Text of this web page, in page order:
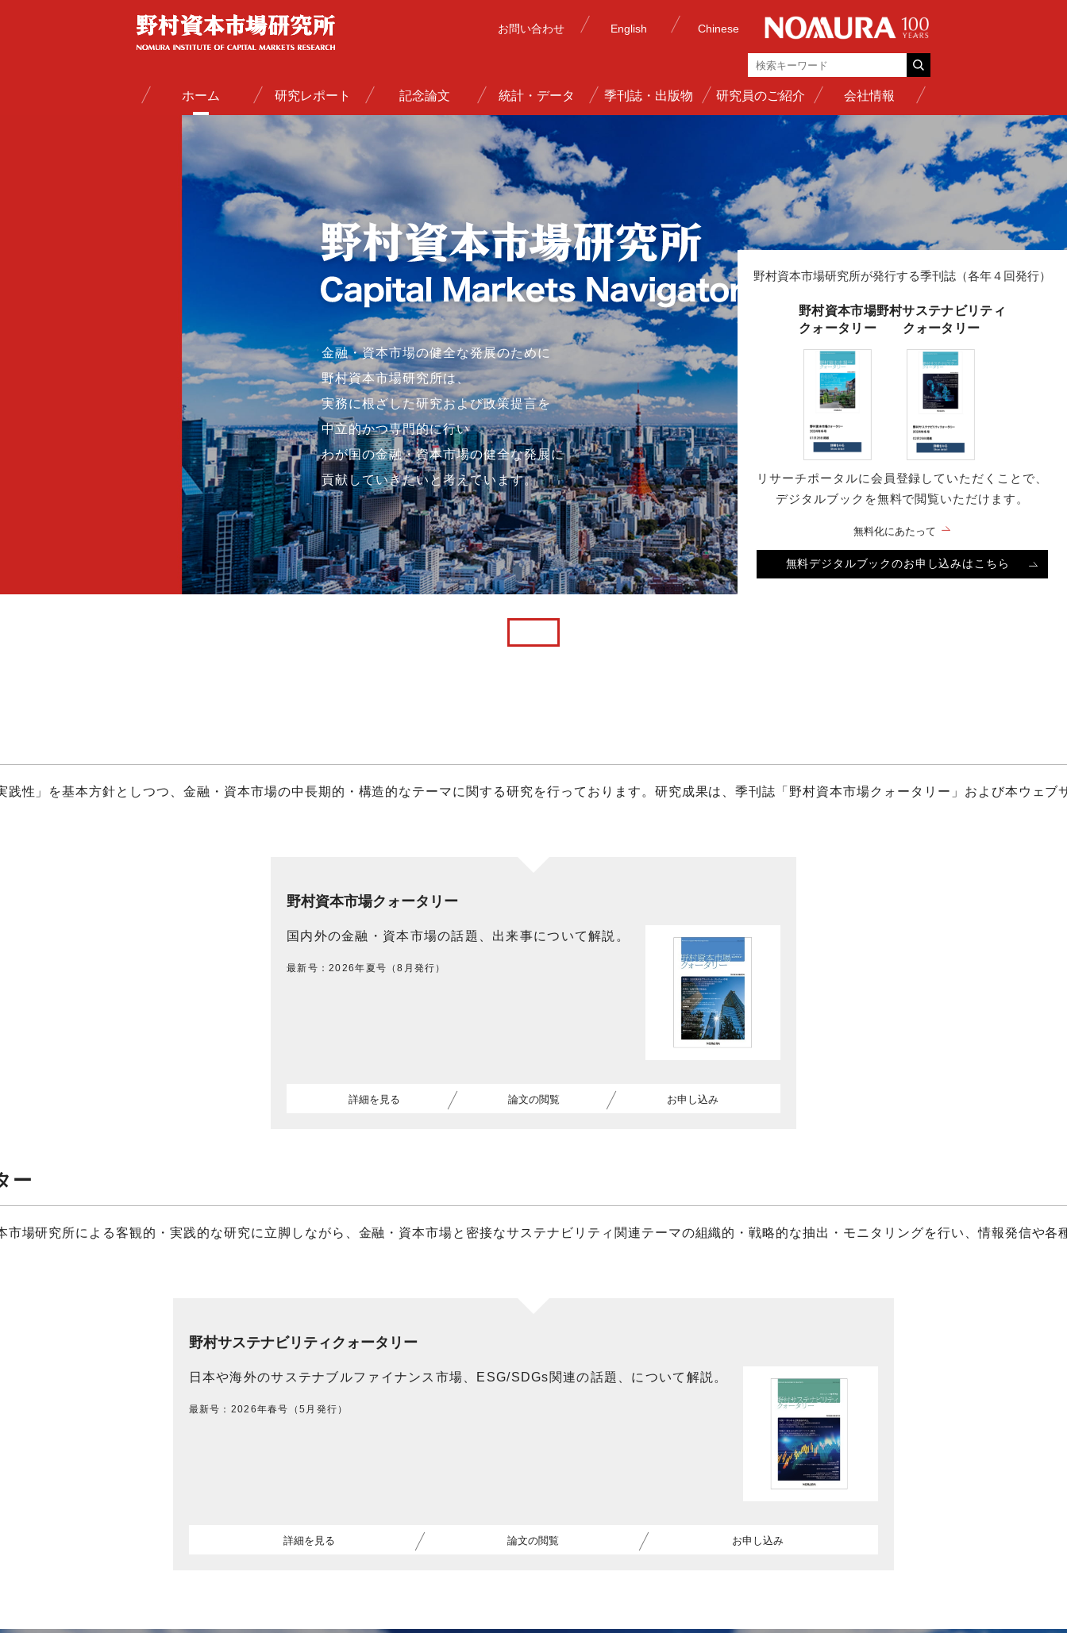
お問い合わせ English Chinese
ホーム 研究レポート 記念論文 統計・データ 季刊誌・出版物 研究員のご紹介 会社情報
金融・資本市場の健全な発展のために
野村資本市場研究所は、
実務に根ざした研究および政策提言を
中立的かつ専門的に行い
わが国の金融・資本市場の健全な発展に
貢献していきたいと考えています。
野村資本市場研究所が発行する季刊誌（各年４回発行）
野村資本市場
クォータリー
野村サステナビリティ
クォータリー
リサーチポータルに会員登録していただくことで、
デジタルブックを無料で閲覧いただけます。
無料化にあたって
無料デジタルブックのお申し込みはこちら
性」を基本方針としつつ、金融・資本市場の中長期的・構造的なテーマに関する研究を行っております。研究成果は、季刊誌「野村資本市場クォータリー」および本ウェ
野村資本市場クォータリー
国内外の金融・資本市場の話題、出来事について解説。
最新号：2026年夏号（8月発行）
詳細を見る 論文の閲覧 お申し込み
ー
場研究所による客観的・実践的な研究に立脚しながら、金融・資本市場と密接なサステナビリティ関連テーマの組織的・戦略的な抽出・モニタリングを行い、情報発信や
野村サステナビリティクォータリー
日本や海外のサステナブルファイナンス市場、ESG/SDGs関連の話題、について解説。
最新号：2026年春号（5月発行）
詳細を見る 論文の閲覧 お申し込み